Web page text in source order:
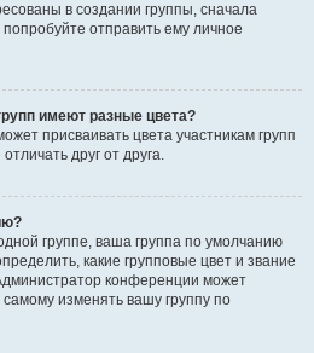
в создании группы, сначала
отправить ему личное
имеют разные цвета?
присваивать цвета участникам групп
друг от друга.
группе, ваша группа по умолчанию
какие групповые цвет и звание
конференции может
изменять вашу группу по